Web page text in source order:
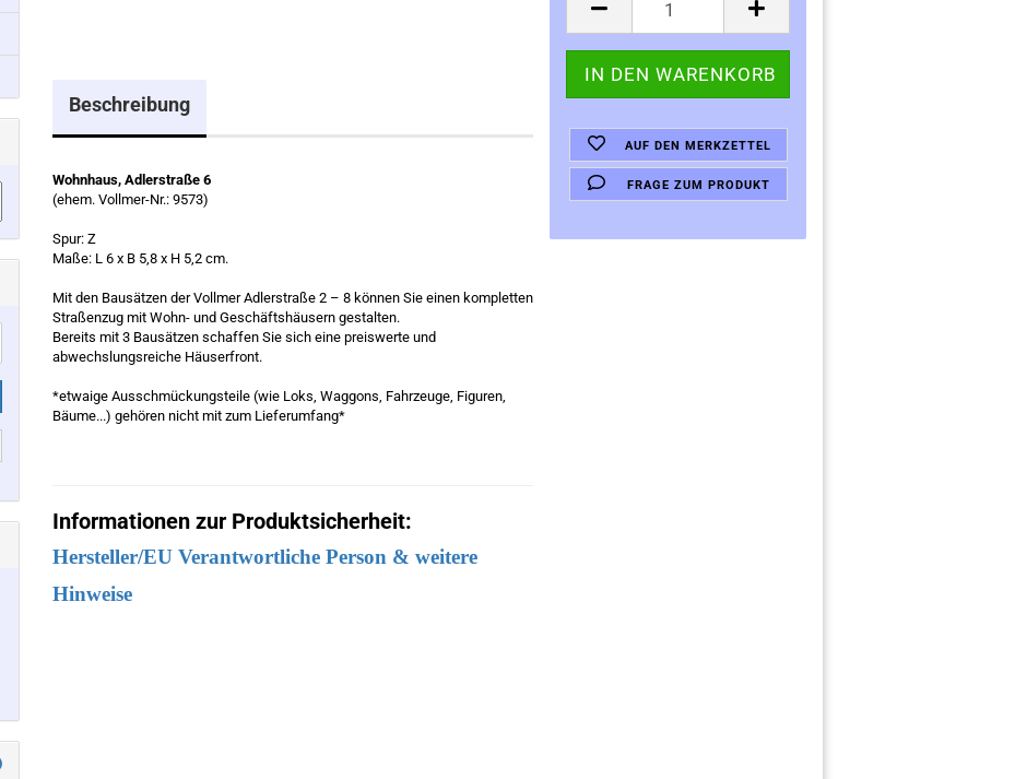
AUF DEN MERKZETTEL
FRAGE ZUM PRODUKT
Beschreibung
Wohnhaus, Adlerstraße 6
(ehem. Vollmer-Nr.: 9573)
Spur: Z
Maße: L 6 x B 5,8 x H 5,2 cm.
Mit den Bausätzen der Vollmer Adlerstraße 2 – 8 können Sie einen kompletten
Straßenzug mit Wohn- und Geschäftshäusern gestalten.
Bereits mit 3 Bausätzen schaffen Sie sich eine preiswerte und
abwechslungsreiche Häuserfront.
*etwaige Ausschmückungsteile (wie Loks, Waggons, Fahrzeuge, Figuren,
Bäume...) gehören nicht mit zum Lieferumfang*
Informationen zur Produktsicherheit:
Hersteller/EU Verantwortliche Person & weitere
Hinweise